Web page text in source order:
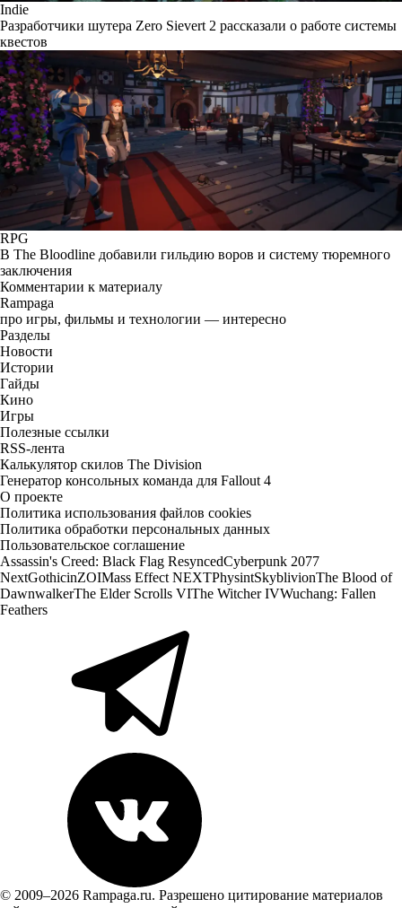
Indie
Разработчики шутера Zero Sievert 2 рассказали о работе системы
квестов
RPG
В The Bloodline добавили гильдию воров и систему тюремного
заключения
Комментарии к материалу
Rampaga
про игры, фильмы и технологии — интересно
Разделы
Новости
Истории
Гайды
Кино
Игры
Полезные ссылки
RSS-лента
Калькулятор скилов The Division
Генератор консольных команда для Fallout 4
О проекте
Политика использования файлов cookies
Политика обработки персональных данных
Пользовательское соглашение
Assassin's Creed: Black Flag ResyncedCyberpunk 2077
NextGothicinZOIMass Effect NEXTPhysintSkyblivionThe Blood of
DawnwalkerThe Elder Scrolls VIThe Witcher IVWuchang: Fallen
Feathers
© 2009–2026 Rampaga.ru. Разрешено цитирование материалов